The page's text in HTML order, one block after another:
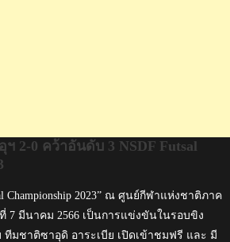
2-0 คว้าอันดับ 3 NSDF Futsal
Championship 2023” ณ ศูนย์กีฬาแห่งชาติภาค
7 มีนาคม 2566 เป็นการแข่งขันในรอบขิง
มชาติซาอุดิ อาระเบีย เปิดเข้าชมฟรี และ มี